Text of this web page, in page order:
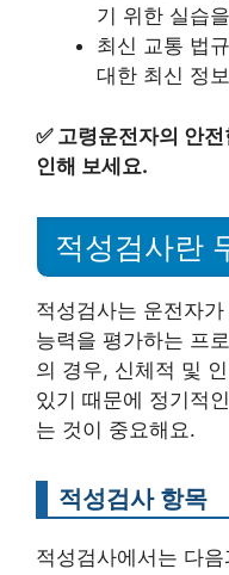
기 위한 실습
최신 교통 법
대한 최신 정
✅ 고령운전자의 안
인해 보세요.
적성검사란
적성검사는 운전자
능력을 평가하는 프
의 경우, 신체적 및
있기 때문에 정기적
는 것이 중요해요.
적성검사 항목
적성검사에서는 다